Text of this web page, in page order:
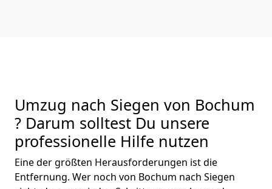
Umzug nach Siegen von Bochum
? Darum solltest Du unsere
professionelle Hilfe nutzen
Eine der größten Herausforderungen ist die
Entfernung. Wer noch von Bochum nach Siegen